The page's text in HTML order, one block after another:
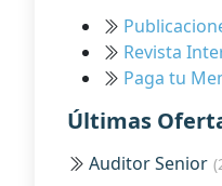
Revista
Paga tu
Últimas
Auditor Senior